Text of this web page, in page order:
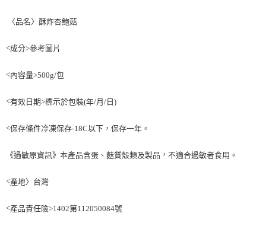
１．簡單：不需註冊會員、不需綁卡、不需儲值。
２．便利：只要手機號碼，簡訊認證，即可結帳。
１．於結帳方式選擇「AFTEE先享後付」後，將跳轉至「AFTEE先享後付」
結帳頁面，進行簡訊認證並確認金額後，即可完成結帳。
３．收到繳費通知簡訊後14天內，點擊此簡訊中的連結，可透過四大超商／
※ 請注意：結帳手續完成當下不需立刻繳費，但若您需要取消訂單，請聯絡
購買商品的店家。未經商家同意取消之訂單仍視為有效，需透過AFTEE先享
※ 交易是否成功請以「AFTEE先享後付 」之結帳頁面顯示為準，若有關於
客戶支援中心」
１．透過由恩沛科技股份有限公司提供之「AFTEE先享後付」服務完成之交
運送方式
冷凍7-11取貨(快速到店) 單筆限重10kg
冷凍宅配-新竹物流 單筆限重20kg
每筆NT$200，滿NT$3,000(含以上)免運費
〈品名〉酥炸杏鮑菇
<成分>參考圖片
<內容量>500g/包
<有效日期>標示於包裝(年/月 / 日 )
<保存條件冷凍保存-18C以下 ， 保存一年。
《過敏原資訊》本產品含蛋、麩質殼類及製品 ， 不適合過敏者食用。
<產地〉台灣
<產品責任險>1402第112050084號